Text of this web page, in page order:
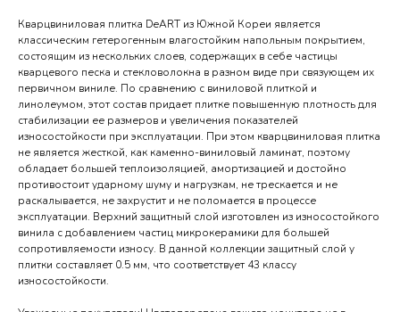
Кварцвиниловая плитка DeART из Южной Кореи является
классическим гетерогенным влагостойким напольным покрытием,
состоящим из нескольких слоев, содержащих в себе частицы
кварцевого песка и стекловолокна в разном виде при связующем их
первичном виниле. По сравнению с виниловой плиткой и
линолеумом, этот состав придает плитке повышенную плотность для
стабилизации ее размеров и увеличения показателей
износостойкости при эксплуатации. При этом кварцвиниловая плитка
не является жесткой, как каменно-виниловый ламинат, поэтому
обладает большей теплоизоляцией, амортизацией и достойно
противостоит ударному шуму и нагрузкам, не трескается и не
раскалывается, не захрустит и не поломается в процессе
эксплуатации. Верхний защитный слой изготовлен из износостойкого
винила с добавлением частиц микрокерамики для большей
сопротивляемости износу. В данной коллекции защитный слой у
плитки составляет 0.5 мм, что соответствует 43 классу
износостойкости.